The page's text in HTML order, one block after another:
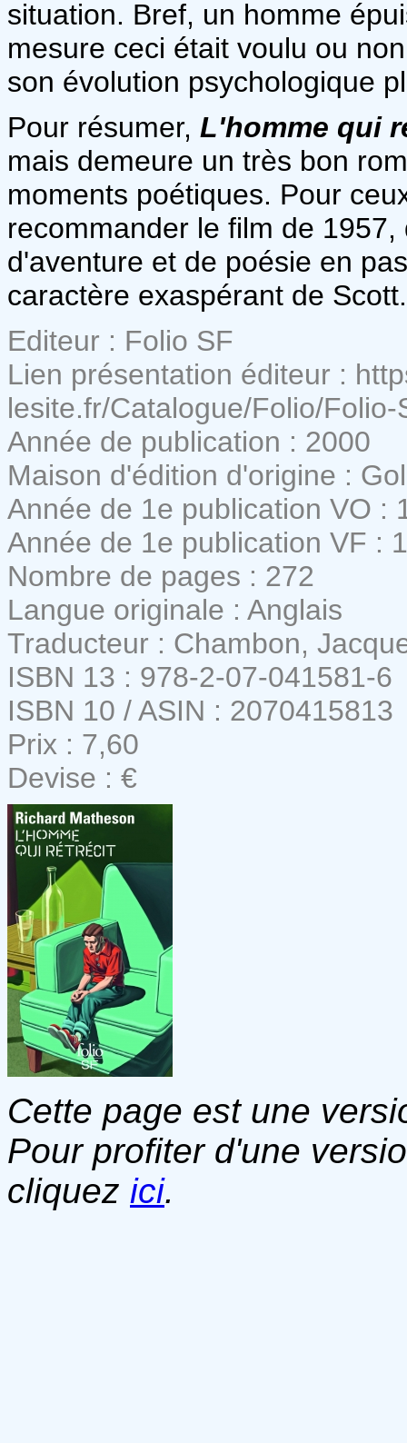
situation. Bref, un homme
mesure ceci était voulu ou
son évolution psychologique
Pour résumer, L'homme qui
mais demeure un très bon
moments poétiques. Pour
recommander le film de
d'aventure et de poésie en
caractère exaspérant de Scott.
Editeur : Folio SF
Lien présentation éditeur :
lesite.fr/Catalogue/Folio/
Année de publication : 2000
Maison d'édition d'origine :
Année de 1e publication VO :
Année de 1e publication VF :
Nombre de pages : 272
Langue originale : Anglais
Traducteur : Chambon,
ISBN 13 : 978-2-07-041581-6
ISBN 10 / ASIN : 2070415813
Prix : 7,60
Devise : €
Cette page est une
Pour profiter d'une
cliquez ici.